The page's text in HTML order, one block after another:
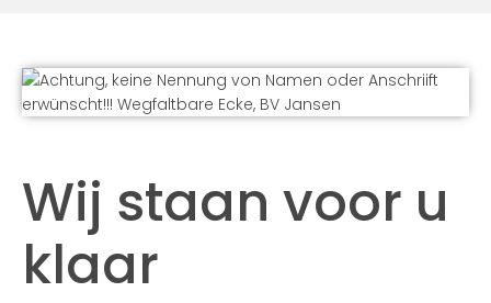
Wij staan voor u
klaar